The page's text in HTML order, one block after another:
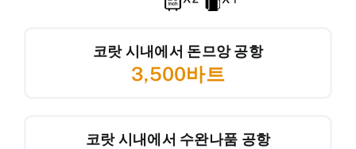
코랏 시내에서 돈므앙 공항
3,500바트
코랏 시내에서 수완나품 공항